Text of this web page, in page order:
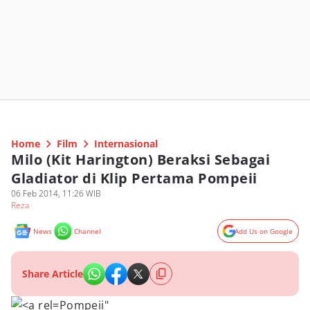
Home Film Internasional
Milo (Kit Harington) Beraksi Sebagai
Gladiator di Klip Pertama Pompeii
06 Feb 2014, 11:26 WIB
Reza
News Channel Add Us on Google
Share Article
Pompeii"